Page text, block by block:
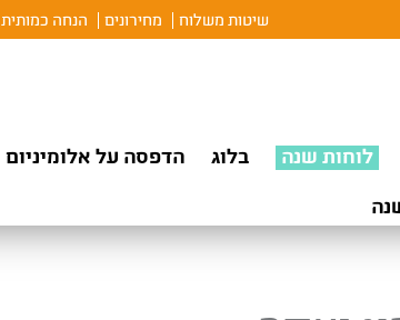
שיטות משלוח מחירונים הנחה כמותית
לוחות שנה בלוג הדפסה על אלומיניום